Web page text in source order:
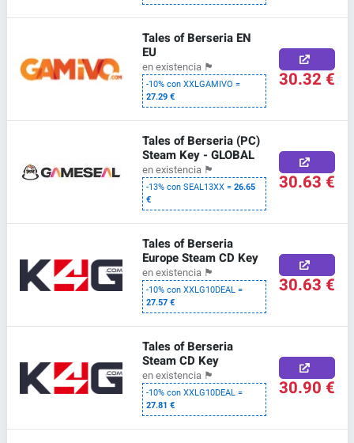
Tales of Berseria EN
EU
en existencia 🏴
-10% con XXLGAMIVO =
27.29 €
30.32 €
Tales of Berseria (PC)
Steam Key - GLOBAL
en existencia 🏴
-13% con SEAL13XX =26.65
€
30.63 €
Tales of Berseria
Europe Steam CD Key
en existencia 🏴
-10% con XXLG10DEAL =
27.57 €
30.63 €
Tales of Berseria
Steam CD Key
en existencia 🏴
-10% con XXLG10DEAL =
27.81 €
30.90 €